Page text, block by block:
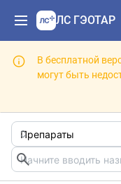
ЛС ГЭОТАР
В бесплатной
могут быть